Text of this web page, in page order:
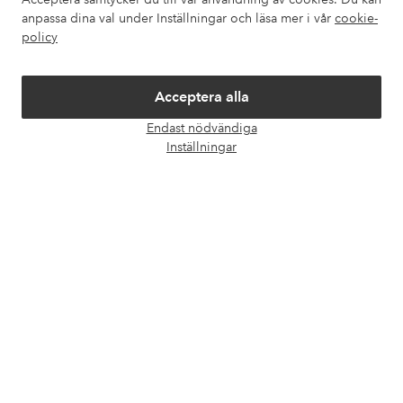
anpassa dina val under Inställningar och läsa mer i vår cookie-
policy
Acceptera alla
Endast nödvändiga
Inställningar
Om Ellos
Villkor